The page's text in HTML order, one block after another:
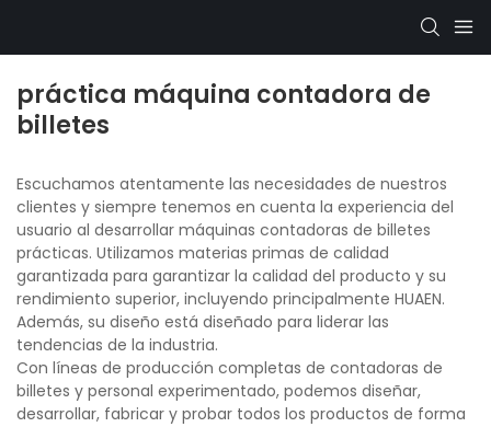
práctica máquina contadora de
billetes
Escuchamos atentamente las necesidades de nuestros
clientes y siempre tenemos en cuenta la experiencia del
usuario al desarrollar máquinas contadoras de billetes
prácticas. Utilizamos materias primas de calidad
garantizada para garantizar la calidad del producto y su
rendimiento superior, incluyendo principalmente HUAEN.
Además, su diseño está diseñado para liderar las
tendencias de la industria.
Con líneas de producción completas de contadoras de
billetes y personal experimentado, podemos diseñar,
desarrollar, fabricar y probar todos los productos de forma